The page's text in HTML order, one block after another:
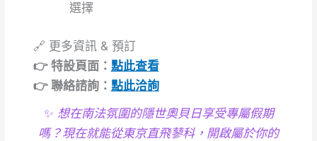
選擇
🔗 更多資訊 & 預訂
👉 特設頁面： 點此查看
👉 聯絡諮詢： 點此洽詢
✨ 想在南法氛圍的隱世奧貝日享受專屬假期
嗎？現在就能從東京直飛蓼科，開啟屬於你的